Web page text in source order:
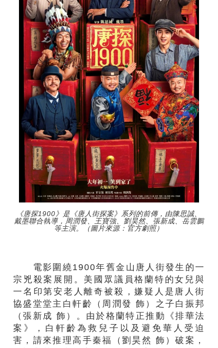
《唐探1900》是《唐人街探案》系列的前傳，由陳思誠、
戴墨聯合執導，周潤發、王寶強、劉昊然、張新成、岳雲鵬
等主演。（圖片來源：官方劇照）
電影圍繞1900年舊金山唐人街發生的一
宗兇殺案展開。美國眾議員格蘭特的女兒與
一名印第安老人離奇被殺，嫌疑人是唐人街
協盛堂堂主白軒齡（周潤發 飾）之子白振邦
（張新成 飾）。由於格蘭特正推動《排華法
案》，白軒齡為救兒子以及避免華人受迫
害，請來推理高手秦福（劉昊然 飾）破案，